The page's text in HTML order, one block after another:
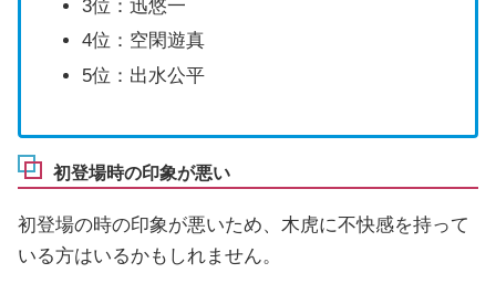
3位：迅悠一
4位：空閑遊真
5位：出水公平
初登場時の印象が悪い
初登場の時の印象が悪いため、木虎に不快感を持って
いる方はいるかもしれません。